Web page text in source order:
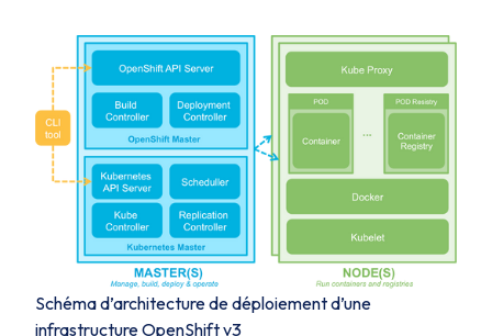
Schéma d’architecture de déploiement d’une
infrastructure OpenShift v3